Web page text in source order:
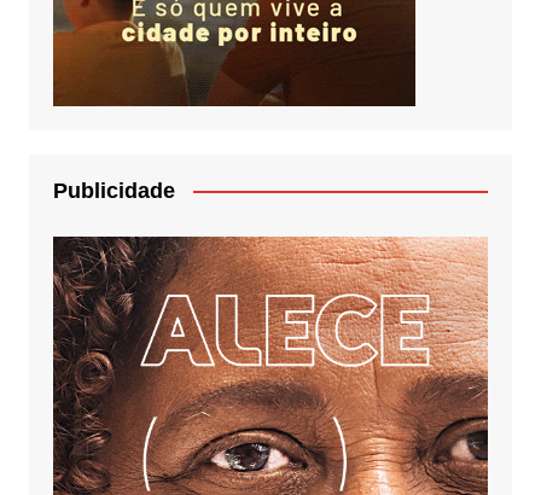
Publicidade